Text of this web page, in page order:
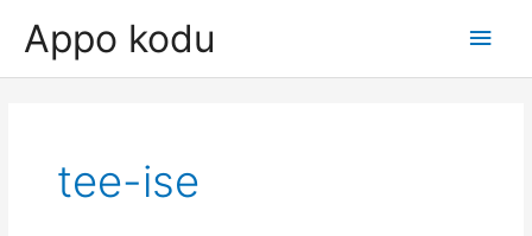
content
Appo kodu
Main
tee-ise